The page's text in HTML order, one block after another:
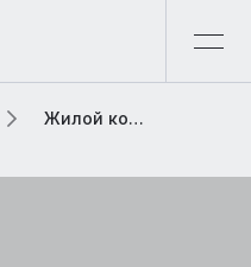
Жилой комплекс купеческая усадьба